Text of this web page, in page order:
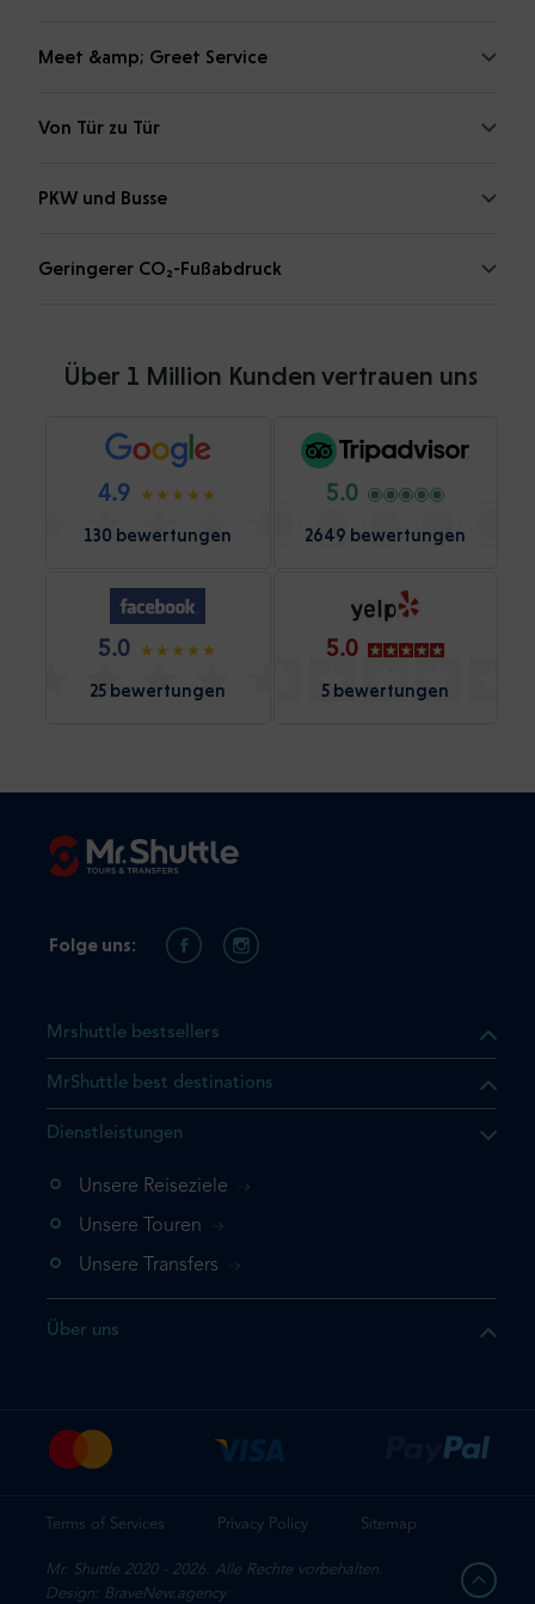
Meet &amp; Greet Service
Von Tür zu Tür
PKW und Busse
Geringerer CO₂-Fußabdruck
Über 1 Million Kunden vertrauen uns
4.9
130 bewertungen
5.0
2649 bewertungen
5.0
25 bewertungen
5.0
5 bewertungen
dass sich das Produkt, das
Warenkorb befindet.
einmal hinzufügen
ein weiteres Mal
Mrshuttle bestsellers
MrShuttle best destinations
Dienstleistungen
Unsere Reiseziele
Unsere Touren
Unsere Transfers
Über uns
Folge uns:
Terms of Services Privacy Policy Sitemap
Mr. Shuttle 2020 - 2026. Alle Rechte vorbehalten.
Design: BraveNew.agency